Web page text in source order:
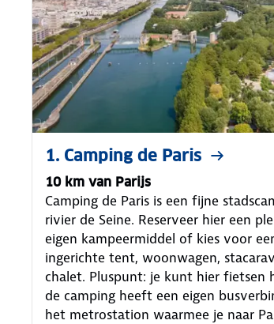
1. Camping de Paris
10 km van Parijs
Camping de Paris is een fijne
rivier de Seine. Reserveer hier een
eigen kampeermiddel of kies voor
ingerichte tent, woonwagen,
chalet. Pluspunt: je kunt hier fietsen
de camping heeft een eigen
het metrostation waarmee je naar